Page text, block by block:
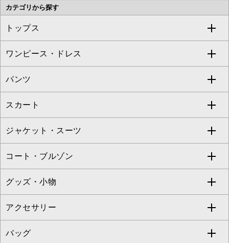
OFUON le MK
MK MICHEL KLEIN HOMME
MK MICHEL KLEIN BAG
カテゴリから探す
トップス
すべてのトップス
カットソー・Tシャツ
ブラウス・シャツ
ニット・セーター
カーディガン
アンサンブルセット
ベスト・ジレ
パーカー
ワンピース・ドレス
すべてのワンピース・ドレス
ワンピース
ドレス
チュニック
ジャンパースカート
その他のワンピース・ドレス
パンツ
すべてのパンツ
フルレングスパンツ
クロップド・半端丈パンツ
ガウチョ・ワイドパンツ
ハーフ・ショート丈パンツ
サロペット・オールインワン
スカート
すべてのスカート
ロング・マキシ丈スカート
ひざ丈スカート
ミモレ丈スカート
ショート・ミニ丈スカート
ジャケット・スーツ
すべてのジャケット・スーツ
テーラードジャケット
ノーカラージャケット
セットアップ
コート・ブルゾン
すべてのコート・ブルゾン
トレンチコート
ピーコート
グッズ・小物
すべてのグッズ・小物
マスク
アクセサリー
すべてのアクセサリー
バッグ